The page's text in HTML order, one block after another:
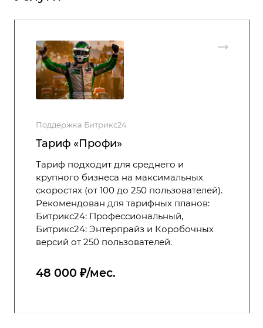
Поддержка Битрикс24
Тариф «Профи»
Тариф подходит для среднего и
крупного бизнеса на максимальных
скоростях (от 100 до 250 пользователей).
Рекомендован для тарифных планов:
Битрикс24: Профессиональный,
Битрикс24: Энтерпрайз и Коробочных
версий от 250 пользователей.
48 000 ₽/мес.